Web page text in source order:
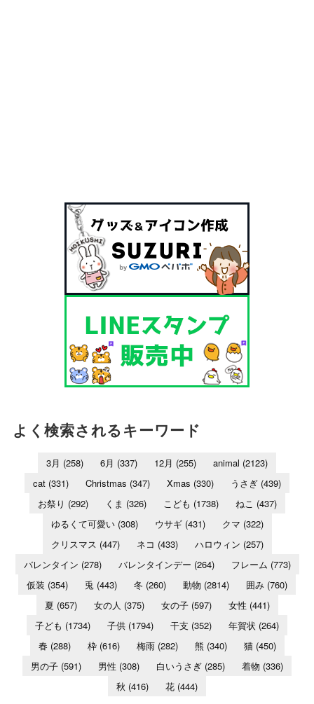
よく検索されるキーワード
3月 (258) 6月 (337) 12月 (255) animal (2123)
cat (331) Christmas (347) Xmas (330) うさぎ (439)
お祭り (292) くま (326) こども (1738) ねこ (437)
ゆるくて可愛い(308) ウサギ(431) クマ (322)
クリスマス (447) ネコ (433) ハロウィン (257)
バレンタイン (278) バレンタインデー (264) フレーム (773)
仮装 (354) 兎 (443) 冬 (260) 動物 (2814) 囲み (760)
夏 (657) 女の人 (375) 女の子(597) 女性 (441)
子ども (1734) 子供 (1794) 干支 (352) 年賀状 (264)
春(288) 枠(616) 梅雨(282) 熊 (340) 猫(450)
男の子 (591) 男性 (308) 白いうさぎ (285) 着物 (336)
秋 (416) 花 (444)